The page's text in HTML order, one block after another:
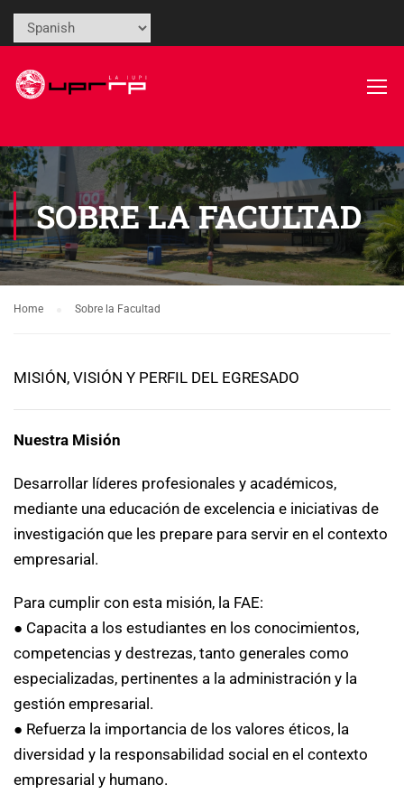
SOBRE LA FACULTAD
Home Sobre la Facultad
MISIÓN, VISIÓN Y PERFIL DEL EGRESADO
Nuestra Misión
Desarrollar líderes profesionales y académicos,
mediante una educación de excelencia e iniciativas de
investigación que les prepare para servir en el contexto
empresarial.
Para cumplir con esta misión, la FAE:
● Capacita a los estudiantes en los conocimientos,
competencias y destrezas, tanto generales como
especializadas, pertinentes a la administración y la
gestión empresarial.
● Refuerza la importancia de los valores éticos, la
diversidad y la responsabilidad social en el contexto
empresarial y humano.